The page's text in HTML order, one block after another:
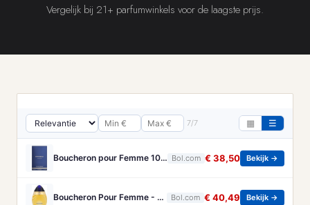
Vergelijk bij 21+ parfumwinkels voor de laagste prijs.
7/7 ▦ ☰
Boucheron pour Femme 100 ml Eau de Parfum - Damesparfum Bol.com € 38,50 Bekijk →
Boucheron Pour Femme - 100ml - Eau de toilette Bol.com € 40,49 Bekijk →